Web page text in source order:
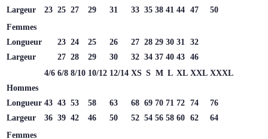
Largeur
23 25 27 29 31 33 35 38 41 44 47
50
Femmes
Longueur
23 24 25 26 27 28 29 30 31
32
Largeur
27 28 29 30 32 34 37 40 43 46
4/6 6/8 8/10 10/12 12/14 XS S M L XL XXL XXXL
Hommes
Longueur 43 43 53 58 63 68 69 70 71 72 74
76
Largeur
36 39 42 46 50 52 54 56 58 60 62
64
Femmes